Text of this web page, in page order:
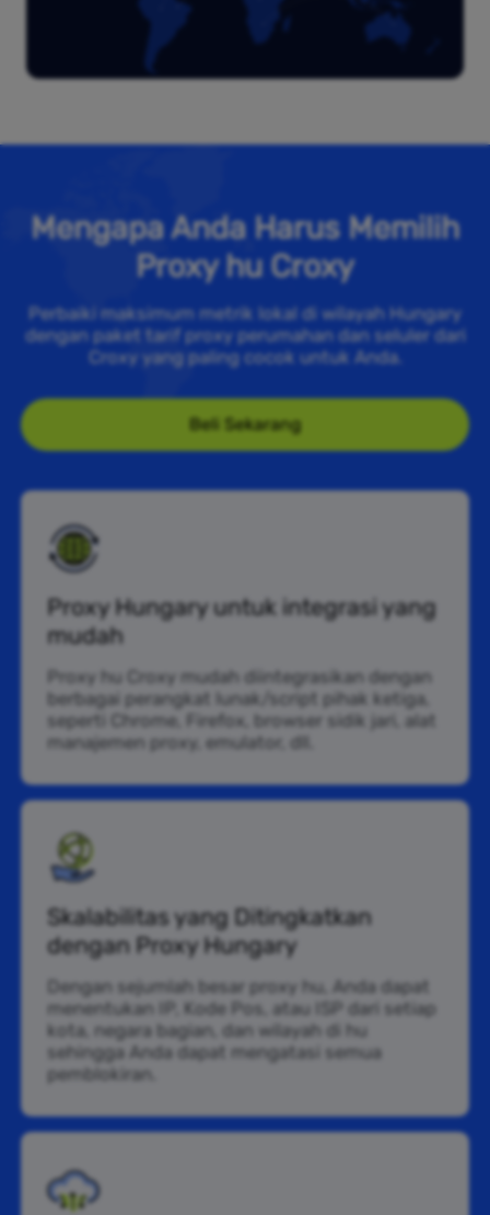
Mengapa Anda Harus Memilih
Proxy hu Croxy
Perbaiki maksimum metrik lokal di wilayah Hungary
dengan paket tarif proxy perumahan dan seluler dari
Croxy yang paling cocok untuk Anda.
Beli Sekarang
Proxy Hungary untuk integrasi yang
mudah
Proxy hu Croxy mudah diintegrasikan dengan
berbagai perangkat lunak/script pihak ketiga,
seperti Chrome, Firefox, browser sidik jari, alat
manajemen proxy, emulator, dll.
Skalabilitas yang Ditingkatkan
dengan Proxy Hungary
Dengan sejumlah besar proxy hu, Anda dapat
menentukan IP, Kode Pos, atau ISP dari setiap
kota, negara bagian, dan wilayah di hu
sehingga Anda dapat mengatasi semua
pemblokiran.